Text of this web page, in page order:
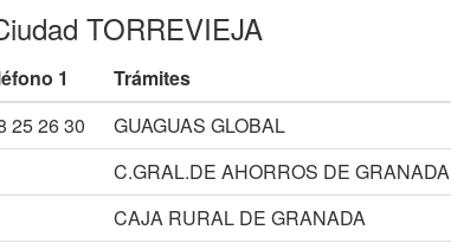
TORREVIEJA
1
Trámites
25 26 30
GUAGUAS GLOBAL
C.GRAL.DE AHORROS DE GRANADA
CAJA RURAL DE GRANADA